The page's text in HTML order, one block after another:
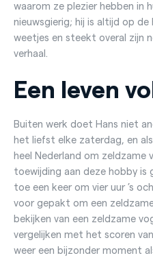
waarom ze plezier hebben in
nieuwsgierig; hij is altijd op
weetjes en steekt overal zijn
verhaal.
Een leven
Buiten werk doet Hans niet
het liefst elke zaterdag, en
heel Nederland om zeldzame
toewijding aan deze hobby is
toe een keer om vier uur ’s
voor gepakt om een
bekijken van een zeldzame
vergelijken met het scoren
weer een bijzonder moment